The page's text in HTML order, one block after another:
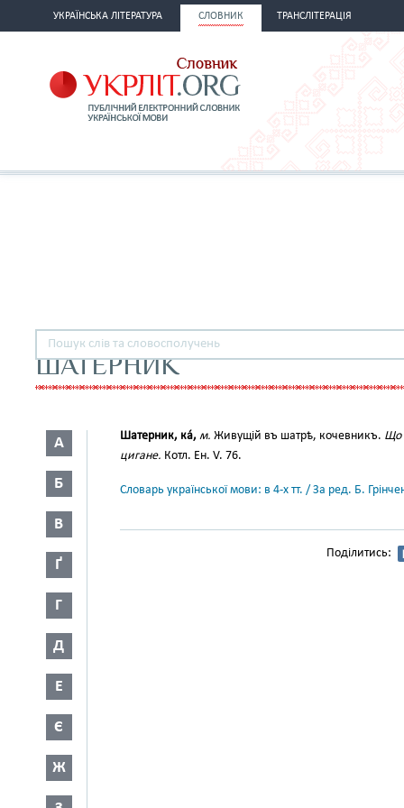
УКРАЇНСЬКА ЛІТЕРАТУРА СЛОВНИК ТРАНСЛІТЕРАЦІЯ
ШАТЕРНИК
А
Б
В
Ґ
Г
Д
Е
Є
Ж
Шатерник, ка́, м. Живущій въ шатрѣ, кочевникъ. Що
цигане. Котл. Ен. V. 76.
Словарь української мови: в 4-х тт. / За ред. Б.
Поділитись: